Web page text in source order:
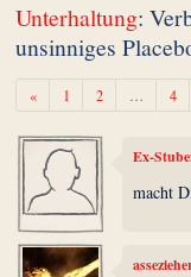
Unterhaltung:
unsinniges
«Zurück1 2 … 4
Ex-
macht